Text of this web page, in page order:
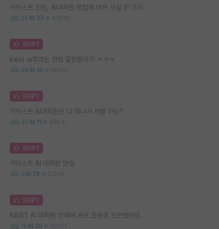
카이스트 전전, AI대학원 면접에 대한 사실 한 가지
25 37 41630
김GPT
kaist ai학과는 편법 끝판왕이지 ㅋㅋㅋ
66 16 18582
김GPT
카이스트 AI대학원은 다 떠나서 차별 아님?
30 11 5954
김GPT
카이스트 AI 대학원 면접
0 29 21249
김GPT
KAIST AI 대학원 양재에 새로 조용히 오픈했던데..
16 20 10001